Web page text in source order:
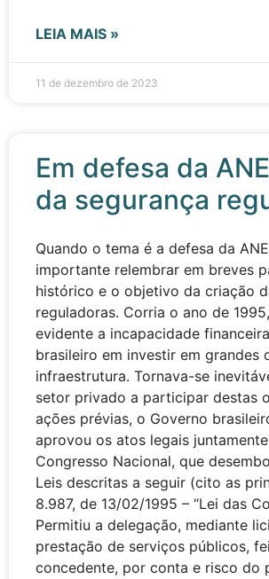
LEIA MAIS »
11 de dezembro de 2023
Em defesa da
da segurança
Quando o tema é a defesa da
importante relembrar em breves
histórico e o objetivo da criação
reguladoras. Corria o ano de
evidente a incapacidade
brasileiro em investir em grandes
infraestrutura. Tornava-se
setor privado a participar destas
ações prévias, o Governo
aprovou os atos legais
Congresso Nacional, que
Leis descritas a seguir (cito as
8.987, de 13/02/1995 – “Lei das
Permitiu a delegação, mediante
prestação de serviços públicos,
concedente, por conta e risco do